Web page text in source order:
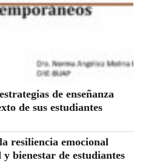
de enseñanza
de sus estudiantes
resiliencia emocional
bienestar de estudiantes